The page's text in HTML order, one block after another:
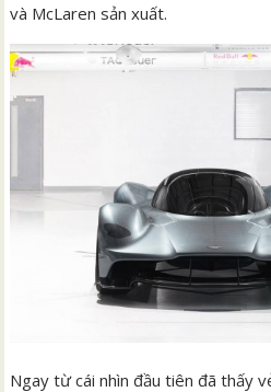
và McLaren sản xuất.
Ngay từ cái nhìn đầu tiên đã thấy